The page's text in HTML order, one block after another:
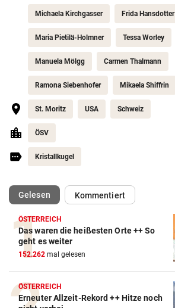
Michaela Kirchgasser Frida Hansdotter
Maria Pietilä-Holmner Tessa Worley
Manuela Mölgg Carmen Thalmann
Ramona Siebenhofer Mikaela Shiffrin
St. Moritz USA Schweiz
ÖSV
Kristallkugel
Gelesen(ausgewählt)Kommentiert
ÖSTERREICH
Das waren die heißesten Orte ++ So
geht es weiter
152.262 mal gelesen
ÖSTERREICH
Erneuter Allzeit-Rekord ++ Hitze noch
Action-Cam Vergleich
ZUM VERGLEICH
Crosstrainer Vergleich
ZUM VERGLEICH